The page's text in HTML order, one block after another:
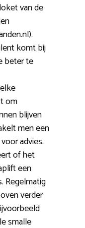
van de
komt bij
beter te
om
blijven
men een
advies.
of het
een
Regelmatig
verder
smalle